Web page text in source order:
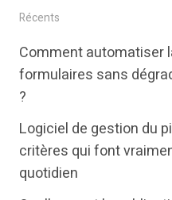
i
t
r
b
k
k
e
n
Récents
Comment automatiser
formulaires sans
?
Logiciel de gestion du
critères qui font
quotidien